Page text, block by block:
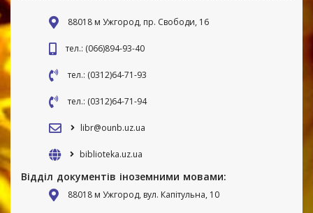
88018 м Ужгород, пр. Свободи, 16
тел.: (066)894-93-40
тел.: (0312)64-71-93
тел.: (0312)64-71-94
libr@ounb.uz.ua
biblioteka.uz.ua
Відділ документів іноземними мовами:
88018 м Ужгород, вул. Капітульна, 10